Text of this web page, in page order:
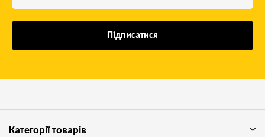
Підписатися
Категорії товарів